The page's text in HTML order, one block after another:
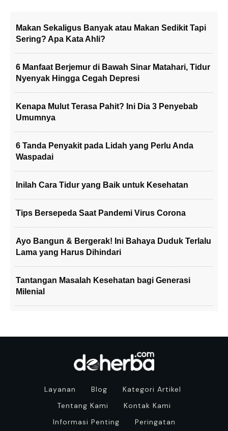
Makan Sekaligus Banyak atau Makan Sedikit Tapi
Sering? Apa Kata Ahli?
6 Manfaat Berjemur di Bawah Sinar Matahari, Tidur
Nyenyak Hingga Cegah Depresi
Kenapa Mulut Terasa Pahit? Ini Dia 3 Penyebab
Umumnya
6 Tanda Penyakit pada Lidah yang Perlu Anda
Waspadai
Inilah Cara Tidur yang Baik untuk Kesehatan
Tips Bersepeda Saat Pandemi Virus Corona
Ayo Bangun & Bergerak! Ini Bahaya Duduk Terlalu
Lama yang Harus Dihindari
Tantangan Masalah Kesehatan bagi Generasi
Milenial
Layanan Blog
Kategori Artikel
Tentang Kami
Kontak Kami
Informasi Penting
Peringatan